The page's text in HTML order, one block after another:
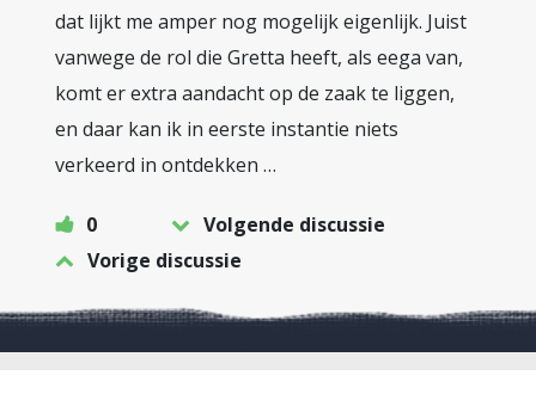
dat lijkt me amper nog mogelijk eigenlijk. Juist
vanwege de rol die Gretta heeft, als eega van,
komt er extra aandacht op de zaak te liggen,
en daar kan ik in eerste instantie niets
verkeerd in ontdekken …
0
Volgende discussie
Vorige discussie